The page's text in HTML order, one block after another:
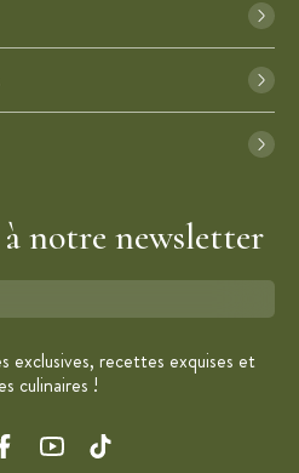
notre newsletter
exclusives, recettes exquises et
culinaires !